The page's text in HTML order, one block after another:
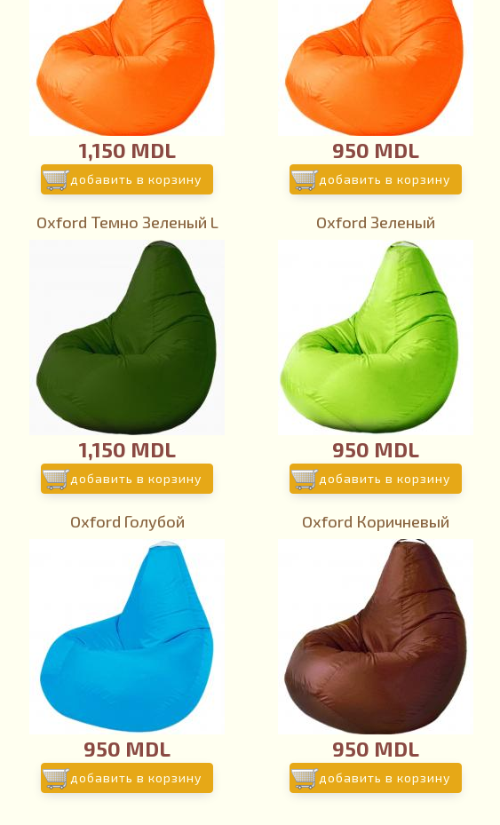
1,150 MDL
добавить в корзину
950 MDL
добавить в корзину
Oxford Темно Зеленый L
1,150 MDL
добавить в корзину
Oxford Зеленый
950 MDL
добавить в корзину
Oxford Голубой
950 MDL
добавить в корзину
Oxford Коричневый
950 MDL
добавить в корзину